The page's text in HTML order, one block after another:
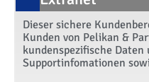
Dieser sichere
Kunden von Pelikan &
kundenspezifische
Supportinfomationen